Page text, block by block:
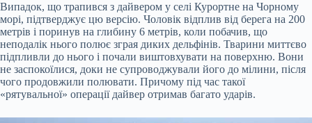
Випадок, що трапився з дайвером у селі Курортне на Чорному
морі, підтверджує цю версію. Чоловік відплив від берега на 200
метрів і поринув на глибину 6 метрів, коли побачив, що
неподалік нього полює зграя диких дельфінів. Тварини миттєво
підпливли до нього і почали виштовхувати на поверхню. Вони
не заспокоїлися, доки не супроводжували його до мілини, після
чого продовжили полювати. Причому під час такої
«рятувальної» операції дайвер отримав багато ударів.